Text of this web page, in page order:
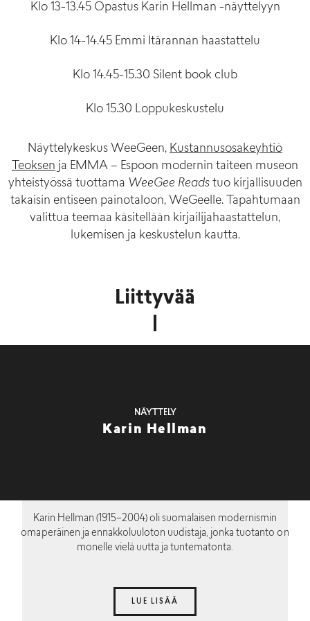
Klo 13-13.45 Opastus Karin Hellman -näyttelyyn
Klo 14-14.45 Emmi Itärannan haastattelu
Klo 14.45-15.30 Silent book club
Klo 15.30 Loppukeskustelu
Näyttelykeskus WeeGeen, Kustannusosakeyhtiö
Teoksen ja EMMA – Espoon modernin taiteen museon
yhteistyössä tuottama WeeGee Readstuo kirjallisuuden
takaisin entiseen painotaloon, WeGeelle. Tapahtumaan
valittua teemaa käsitellään kirjailijahaastattelun,
lukemisen ja keskustelun kautta.
Liittyvää
NÄYTTELY
Karin Hellman
Karin Hellman (1915–2004) oli suomalaisen modernismin
omaperäinen ja ennakkoluuloton uudistaja, jonka tuotanto on
monelle vielä uutta ja tuntematonta.
LUE LISÄÄ